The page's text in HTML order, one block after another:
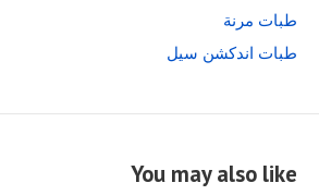
طبات مرنة
طبات اندكشن سيل
You may also like